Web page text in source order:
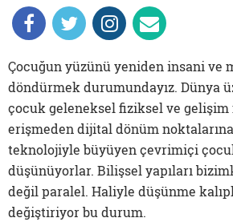
Çocuğun yüzünü yeniden insani ve
döndürmek durumundayız. Dünya
çocuk geleneksel fiziksel ve gelişim
erişmeden dijital dönüm
teknolojiyle büyüyen çevrimiçi
düşünüyorlar. Bilişsel yapıları
değil paralel. Haliyle düşünme
değiştiriyor bu durum.